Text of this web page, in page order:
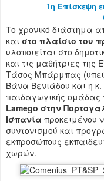
1η Επίσκεψη
Το χρονικό διάστημα
και στο πλαίσιο του
υλοποιείται στο
και τις μαθήτριες της
Τάσος Μπάρμπας
Βάνα Βενιάδου και η
παιδαγωγικής ομάδας
Lamego στην
Ισπανία προκειμένου
συντονισμού και
εκπροσώπους
χωρών.